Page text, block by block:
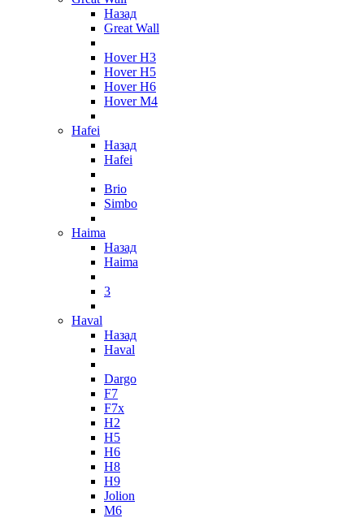
Назад
Great Wall
Hover H3
Hover H5
Hover H6
Hover M4
Hafei
Назад
Hafei
Brio
Simbo
Haima
Назад
Haima
3
Haval
Назад
Haval
Dargo
F7
F7x
H2
H5
H6
H8
H9
Jolion
M6